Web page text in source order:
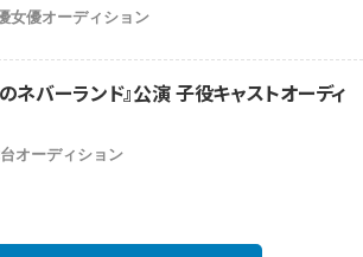
女優オーディション
ネバーランド』公演 子役キャストオーディ
オーディション